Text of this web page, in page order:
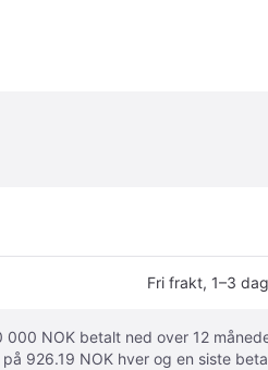
Fri frakt, 1–3
000 NOK betalt ned over 12
926.19 NOK hver og en siste